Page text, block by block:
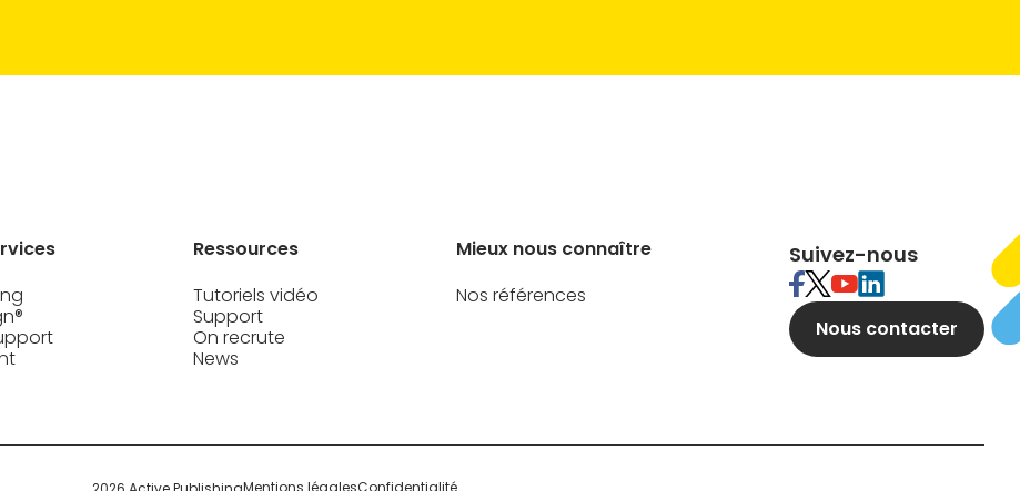
Ressources
Tutoriels vidéo
Support
On recrute
News
Mieux nous connaître
Nos références
Suivez-nous
Nous contacter